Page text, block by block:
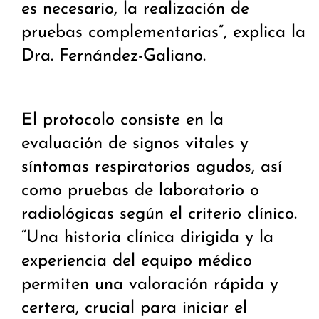
es necesario, la realización de
pruebas complementarias”, explica la
Dra. Fernández-Galiano.
El protocolo consiste en la
evaluación de signos vitales y
síntomas respiratorios agudos, así
como pruebas de laboratorio o
radiológicas según el criterio clínico.
“Una historia clínica dirigida y la
experiencia del equipo médico
permiten una valoración rápida y
certera, crucial para iniciar el